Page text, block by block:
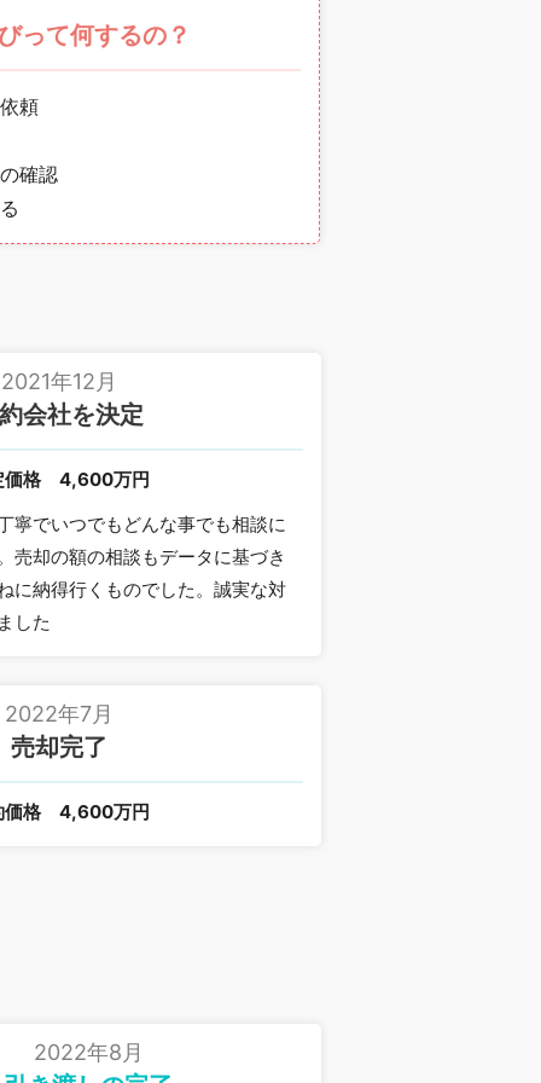
って何するの？
頼
確認
2021年12月
会社を決定
価格
4,600万円
寧でいつでもどんな事でも相談に
売却の額の相談もデータに基づき
に納得行くものでした。誠実な対
した
2022年7月
売却完了
価格 4,600万円
2022年8月